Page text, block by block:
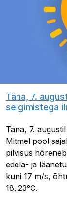
Täna, 7.
selgimistega
Täna, 7.
Mitmel pool
pilvisus
edela- ja
kuni 17 m/s,
18..23°C.